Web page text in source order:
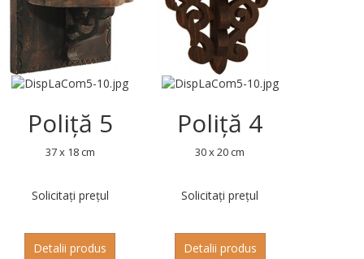
Poliță 5
37 x 18 cm
Solicitați prețul
Detalii produs
Poliță 4
30 x 20 cm
Solicitați prețul
Detalii produs